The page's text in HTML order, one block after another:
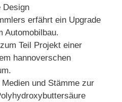
Design
erfährt ein Upgrade
Automobilbau.
Teil Projekt einer
hannoverschen
und Stämme zur